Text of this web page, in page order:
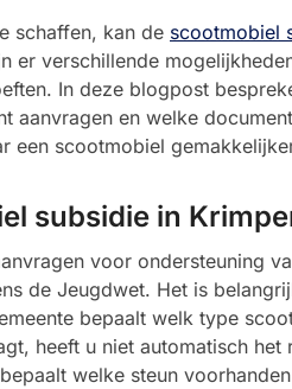
schaffen, kan de scootmobiel
er verschillende
In deze blogpost
aanvragen en welke
een scootmobiel
subsidie in
voor ondersteuning
de Jeugdwet. Het is
bepaalt welk type
heeft u niet automatisch
welke steun